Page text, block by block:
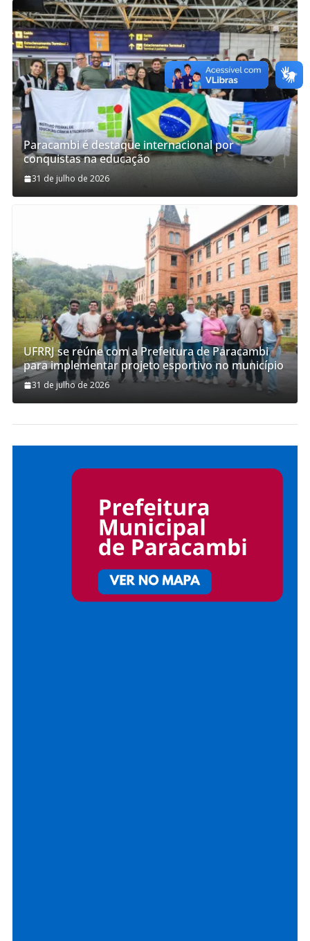
Paracambi é destaque internacional por
conquistas na educação
31 de julho de 2026
UFRRJ se reúne com a Prefeitura de Paracambi
para implementar projeto esportivo no município
31 de julho de 2026